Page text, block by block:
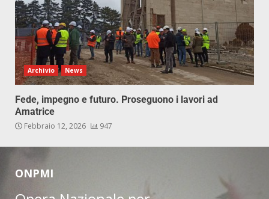
Archivio News
Fede, impegno e futuro. Proseguono i lavori ad
Amatrice
Febbraio 12, 2026 947
ONPMI